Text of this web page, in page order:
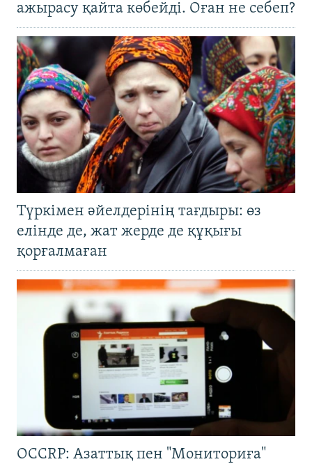
ажырасу қайта көбейді. Оған не себеп?
Түркімен әйелдерінің тағдыры: өз
елінде де, жат жерде де құқығы
қорғалмаған
OCCRP: Азаттық пен "Мониториға"